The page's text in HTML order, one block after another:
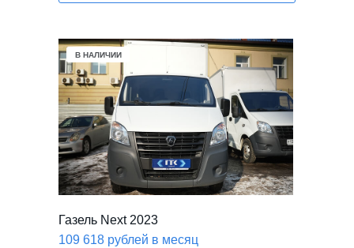
В НАЛИЧИИ
109 618 рублей в месяц
Газель Next 2023